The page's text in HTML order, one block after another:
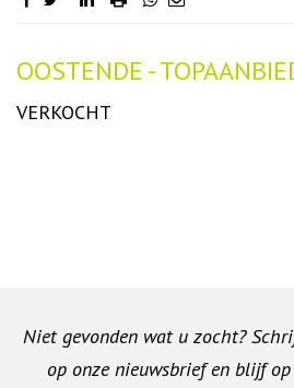
Omschrijving
OOSTENDE -
VERKOCHT
Niet gevonden wat u zocht?
op onze nieuwsbrief en blijf